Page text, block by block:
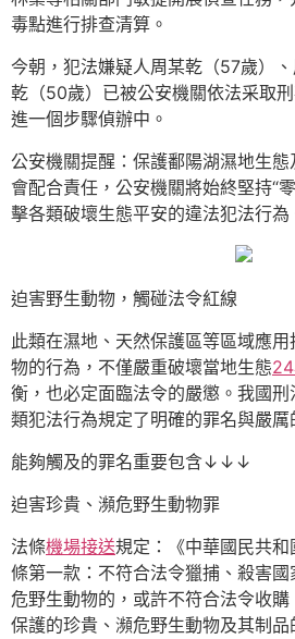
毒點進行排查清算。
今朝，犯法嫌疑人周某乾（57歲）
乾（50歲）已被公安機關依法采取
進一個步驟偵辦中。
公安機關提醒：保護鄱陽湖濕地生
會配合責任，公安機關將始終堅持“
擊各類破壞生態平安的違法犯法行為
迫害野生動物，觸碰法令紅線
此類在濕地、天然保護區等區域應
物的行為，不僅嚴重破壞當地生態
衡，也必定面臨法令的嚴懲。我國
類犯法行為規定了明確的罪名與嚴厲
能夠觸及的罪名重要包含↓↓↓
迫害珍貴、瀕危野生動物罪
法條機場接送規定：《中華國民共
條第一款：不符合法令獵捕、殺害
危野生動物的，或許不符合法令收
保護的珍貴、瀕危野生動物及其制